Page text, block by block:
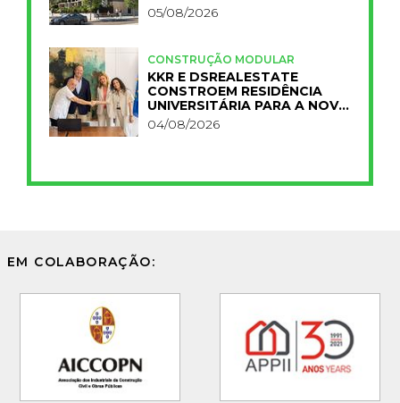
05/08/2026
CONSTRUÇÃO MODULAR
KKR E DSREALESTATE
CONSTROEM RESIDÊNCIA
UNIVERSITÁRIA PARA A NOVA
FCT
04/08/2026
EM COLABORAÇÃO: